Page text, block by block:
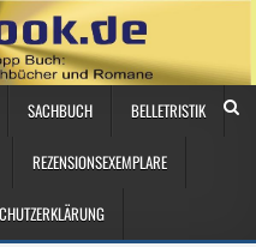
SACHBUCH BELLETRISTIK
REZENSIONSEXEMPLARE